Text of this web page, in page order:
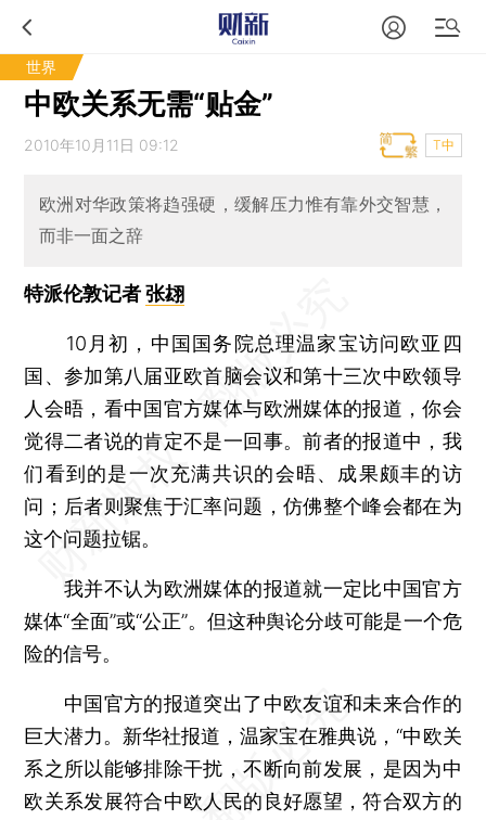
世界
中欧关系无需“贴金”
2010年10月11日 09:12 T中
欧洲对华政策将趋强硬，缓解压力惟有靠外交智慧，
而非一面之辞
特派伦敦记者张翃
10月初，中国国务院总理温家宝访问欧亚四
国、参加第八届亚欧首脑会议和第十三次中欧领导
人会晤，看中国官方媒体与欧洲媒体的报道，你会
觉得二者说的肯定不是一回事。前者的报道中，我
们看到的是一次充满共识的会晤、成果颇丰的访
问；后者则聚焦于汇率问题，仿佛整个峰会都在为
这个问题拉锯。
我并不认为欧洲媒体的报道就一定比中国官方
媒体“全面”或“公正”。但这种舆论分歧可能是一个危
险的信号。
中国官方的报道突出了中欧友谊和未来合作的
巨大潜力。新华社报道，温家宝在雅典说，“中欧关
系之所以能够排除干扰，不断向前发展，是因为中
欧关系发展符合中欧人民的良好愿望，符合双方的